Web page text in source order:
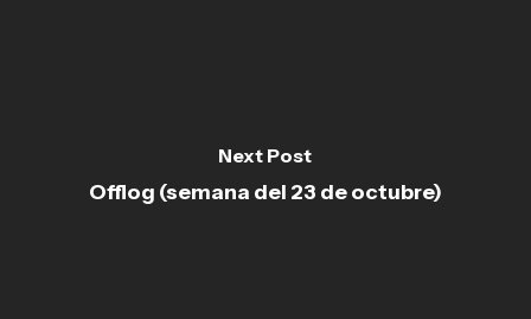
Next Post
Offlog (semana del 23 de octubre)